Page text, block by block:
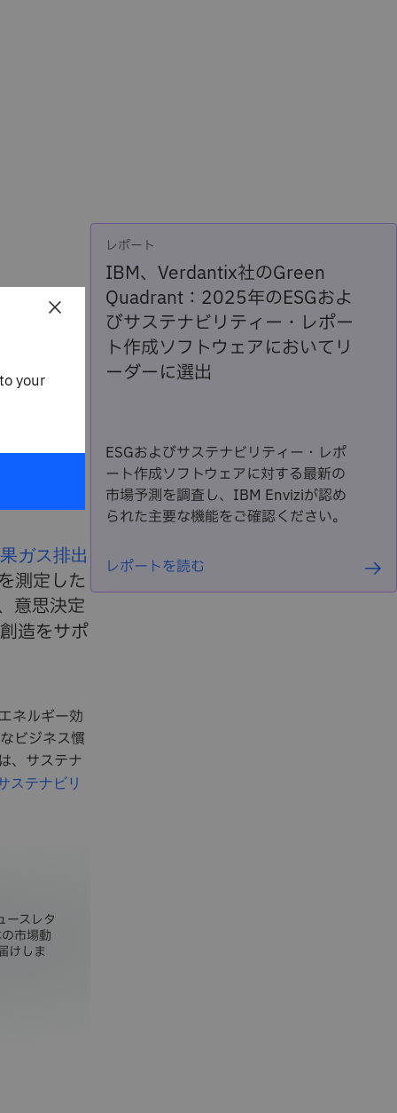
タ
ガス排出
測定した
意思決定
造をサポ
ネルギー効
ビジネス慣
、サステナ
ステナビリ
ースレタ
市場動
けしま
レポート
IBM、Verdantix社のGreen
Quadrant：2025年のESGおよ
びサステナビリティー・レポー
ト作成ソフトウェアにおいてリ
ーダーに選出
ESGおよびサステナビリティー・レポ
ート作成ソフトウェアに対する最新の
市場予測を調査し、IBM Enviziが認め
られた主要な機能をご確認ください。
レポートを読む
×
your